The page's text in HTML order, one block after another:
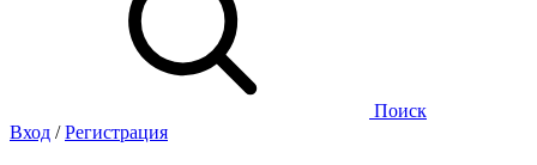
Поиск
Вход /Регистрация